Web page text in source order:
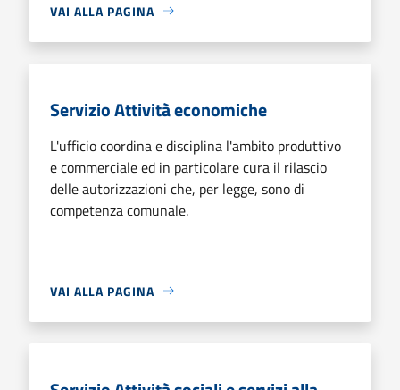
VAI ALLA PAGINA
Servizio Attività economiche
L'ufficio coordina e disciplina l'ambito produttivo
e commerciale ed in particolare cura il rilascio
delle autorizzazioni che, per legge, sono di
competenza comunale.
VAI ALLA PAGINA